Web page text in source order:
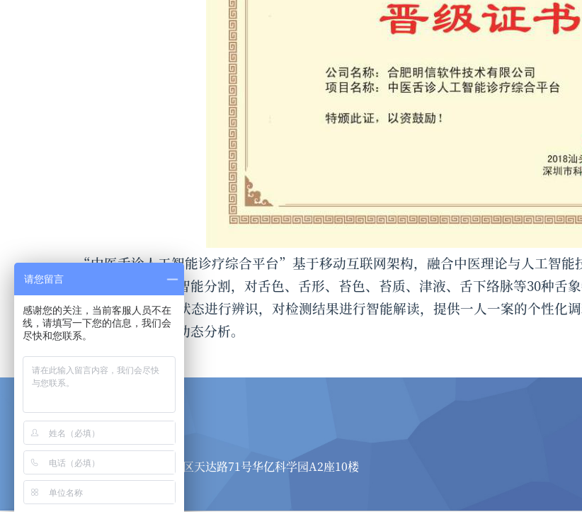
“中医舌诊人工智能诊疗综合平台”基于移动互联网架构，融合中医理论与人工智能
象照片，对舌体进行智能分割，对舌色、舌形、苔色、苔质、津液、舌下络脉等30种舌象
据，对44种中医健康状态进行辨识，对检测结果进行智能解读，提供一人一案的个性化
实现舌象变化趋势的动态分析。
联系我们
电话：400-888-7378
地址：安徽省合肥市高新区天达路71号华亿科学园A2座10楼
请您留言
感谢您的关注，当前客服人员不在
线，请填写一下您的信息，我们会
尽快和您联系。